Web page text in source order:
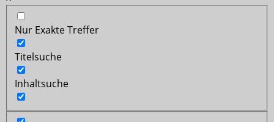
Nur Exakte Treffer
Titelsuche
Inhaltsuche